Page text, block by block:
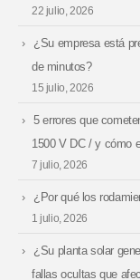
22 julio, 2026
¿Su empresa está
de minutos?
15 julio, 2026
5 errores que
1500 V DC / y cómo
7 julio, 2026
¿Por qué los
1 julio, 2026
¿Su planta solar
fallas ocultas que